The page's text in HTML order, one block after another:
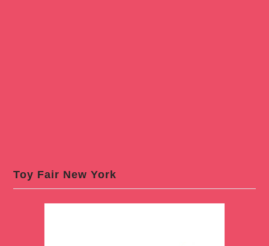
Toy Fair New York